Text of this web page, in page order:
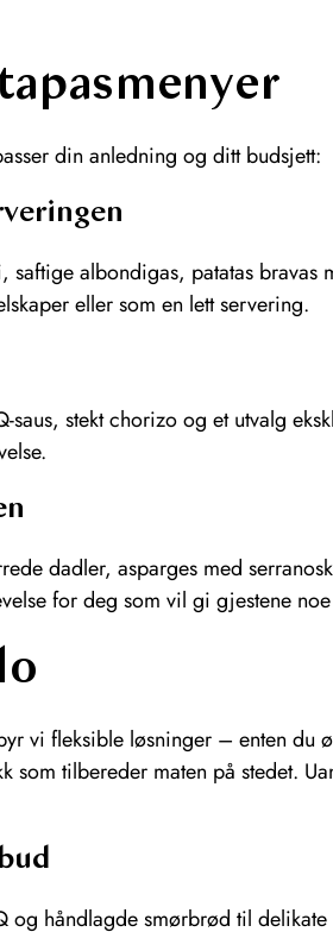
din anledning og ditt budsjett:
albondigas, patatas bravas
eller som en lett servering.
stekt chorizo og et utvalg
dadler, asparges med
for deg som vil gi gjestene noe
vi fleksible løsninger – enten du
tilbereder maten på stedet.
håndlagde smørbrød til delikate